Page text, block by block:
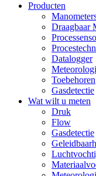
Producten
Draagbaar
Datalogger
Toebehoren
Gasdetectie
Wat wilt u meten
Druk
Flow
Gasdetectie